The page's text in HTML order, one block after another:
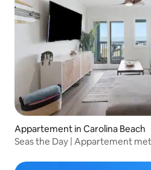
Appartement in Carolina Beach
Seas the Day | Appartement